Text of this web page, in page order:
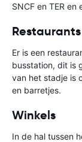
SNCF en TER
Restaurants
Er is een
busstation, dit is
van het stadje is
en barretjes.
Winkels
In de hal tussen